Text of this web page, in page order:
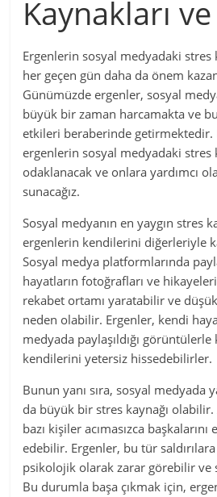
Kaynakları
Ergenlerin sosyal medyadaki stres
her geçen gün daha da önem
Günümüzde ergenler, sosyal
büyük bir zaman harcamakta ve
etkileri beraberinde getirmektedir.
ergenlerin sosyal medyadaki stres
odaklanacak ve onlara yardımcı
sunacağız.
Sosyal medyanın en yaygın stres
ergenlerin kendilerini diğerleriyle
Sosyal medya platformlarında
hayatların fotoğrafları ve
rekabet ortamı yaratabilir ve
neden olabilir. Ergenler, kendi
medyada paylaşıldığı görüntülerle
kendilerini yetersiz hissedebilirler.
Bunun yanı sıra, sosyal medyada
da büyük bir stres kaynağı
bazı kişiler acımasızca
edebilir. Ergenler, bu tür
psikolojik olarak zarar görebilir ve
Bu durumla başa çıkmak için,